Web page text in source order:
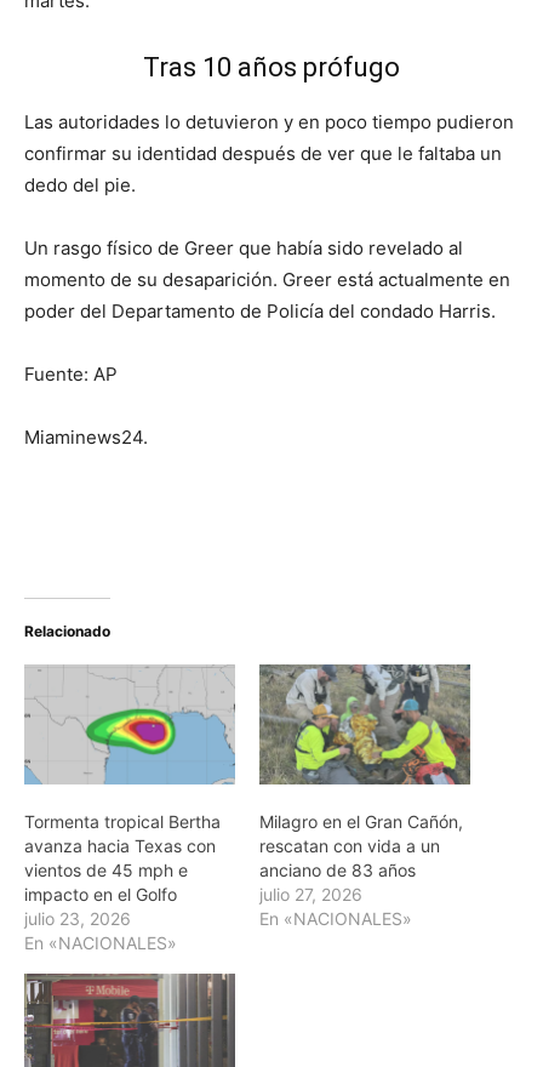
Tras 10 años prófugo
Las autoridades lo detuvieron y en poco tiempo pudieron
confirmar su identidad después de ver que le faltaba un
dedo del pie.
Un rasgo físico de Greer que había sido revelado al
momento de su desaparición. Greer está actualmente en
poder del Departamento de Policía del condado Harris.
Fuente: AP
Miaminews24.
Relacionado
Tormenta tropical Bertha
avanza hacia Texas con
vientos de 45 mph e
impacto en el Golfo
julio 23, 2026
En «NACIONALES»
Milagro en el Gran Cañón,
rescatan con vida a un
anciano de 83 años
julio 27, 2026
En «NACIONALES»